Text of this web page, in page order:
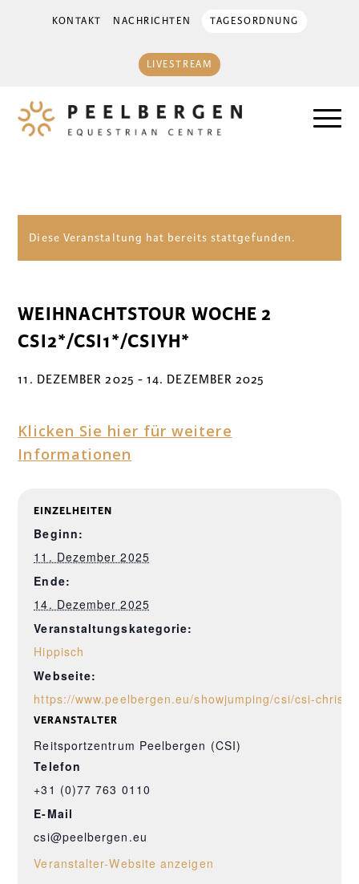
KONTAKT NACHRICHTEN TAGESORDNUNG
LIVESTREAM
Diese Veranstaltung hat bereits stattgefunden.
WEIHNACHTSTOUR WOCHE 2
CSI2*/CSI1*/CSIYH*
11. DEZEMBER 2025 -14. DEZEMBER 2025
Klicken Sie hier für weitere
Informationen
EINZELHEITEN
Beginn:
11. Dezember 2025
Ende:
14. Dezember 2025
Veranstaltungskategorie:
Hippisch
Webseite:
https://www.peelbergen.eu/showjumping/csi/csi-
VERANSTALTER
Reitsportzentrum Peelbergen (CSI)
Telefon
+31 (0)77 763 0110
E-Mail
csi@peelbergen.eu
Veranstalter-Website anzeigen